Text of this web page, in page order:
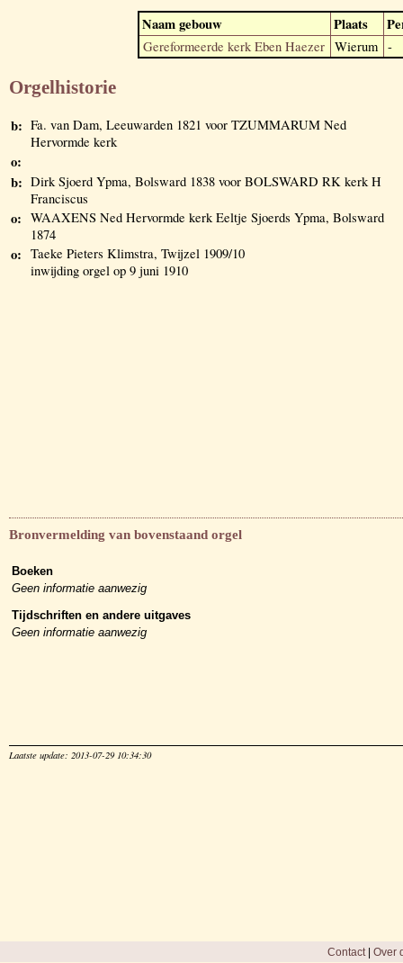
Naam gebouw Plaats
Gereformeerde kerk Eben Haezer Wierum -
Orgelhistorie
b: Fa. van Dam, Leeuwarden 1821 voor TZUMMARUM Ned
Hervormde kerk
o:
b: Dirk Sjoerd Ypma, Bolsward 1838 voor BOLSWARD RK kerk H
Franciscus
o: WAAXENS Ned Hervormde kerk Eeltje Sjoerds Ypma, Bolsward
1874
o: Taeke Pieters Klimstra, Twijzel 1909/10
inwijding orgel op 9 juni 1910
Bronvermelding van bovenstaand orgel
Boeken
Geen informatie aanwezig
Tijdschriften en andere uitgaves
Geen informatie aanwezig
Laatste update: 2013-07-29 10:34:30
Contact| Over